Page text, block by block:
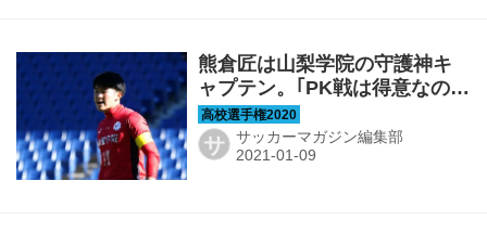
熊倉匠は山梨学院の守護神キ
ャプテン。｢PK戦は得意なの
で、止めてやろうと｣【選手権
ヒーローズ3】
サ サッカーマガジン編集部